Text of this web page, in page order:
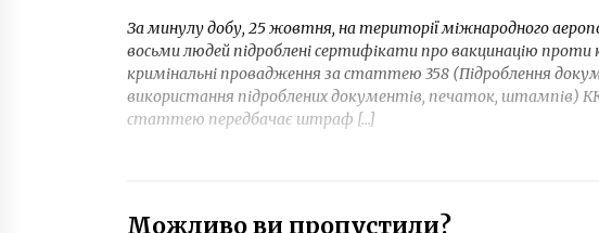
За минулу добу, 25 жовтня, на території міжнародного
восьми людей підроблені сертифікати про вакцинацію проти
кримінальні провадження за статтею 358 (Підроблення
використання підроблених документів, печаток, штампів)
статтею передбачає штраф […]
Можливо ви пропустили?